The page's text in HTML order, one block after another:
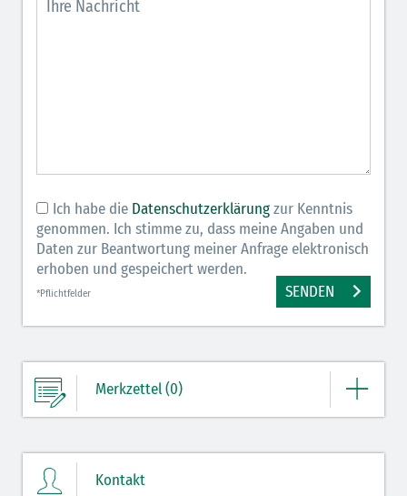
Ich habe die Datenschutzerklärungzur Kenntnis
genommen. Ich stimme zu, dass meine Angaben und
Daten zur Beantwortung meiner Anfrage elektronisch
erhoben und gespeichert werden.
*Pflichtfelder SENDEN
Merkzettel (0)
Kontakt